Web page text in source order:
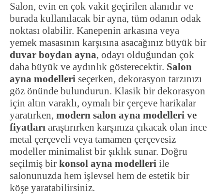
Salon, evin en çok vakit geçirilen alanıdır ve
burada kullanılacak bir ayna, tüm odanın odak
noktası olabilir. Kanepenin arkasına veya
yemek masasının karşısına asacağınız büyük bir
duvar boydan ayna, odayı olduğundan çok
daha büyük ve aydınlık gösterecektir. Salon
ayna modelleri seçerken, dekorasyon tarzınızı
göz önünde bulundurun. Klasik bir dekorasyon
için altın varaklı, oymalı bir çerçeve harikalar
yaratırken, modern salon ayna modelleri ve
fiyatları araştırırken karşınıza çıkacak olan ince
metal çerçeveli veya tamamen çerçevesiz
modeller minimalist bir şıklık sunar. Doğru
seçilmiş bir konsol ayna modelleri ile
salonunuzda hem işlevsel hem de estetik bir
köşe yaratabilirsiniz.